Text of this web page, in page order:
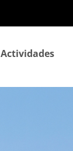
Actividades